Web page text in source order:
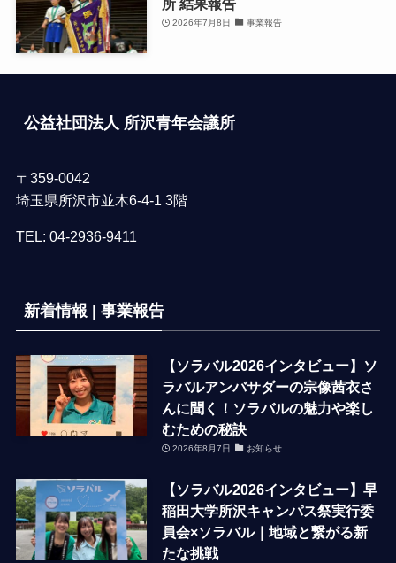
所 結果報告
2026年7月8日 事業報告
公益社団法人 所沢青年会議所
〒359-0042
埼玉県所沢市並木6-4-1 3階
TEL: 04-2936-9411
新着情報 | 事業報告
【ソラバル2026インタビュー】ソ
ラバルアンバサダーの宗像茜衣さ
んに聞く！ソラバルの魅力や楽し
むための秘訣
2026年8月7日 お知らせ
【ソラバル2026インタビュー】早
稲田大学所沢キャンパス祭実行委
員会×ソラバル｜地域と繋がる新
たな挑戦